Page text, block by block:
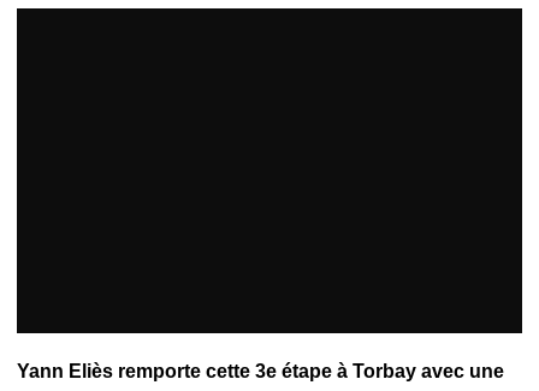
Yann Eliès remporte cette 3e étape à Torbay avec une